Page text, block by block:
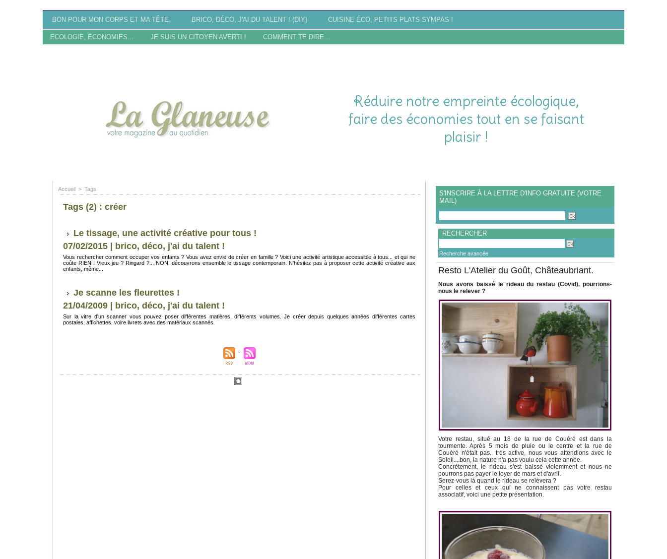
BON POUR MON CORPS ET MA TÊTE. BRICO, DÉCO, J'AI DU TALENT ! (DIY) CUISINE ÉCO, PETITS PLATS SYMPAS !
ECOLOGIE, ÉCONOMIES... JE SUIS UN CITOYEN AVERTI ! COMMENT TE DIRE...
Réduire notre empreinte écologique,
faire des économies tout en se faisant
plaisir !
Accueil > Tags
Tags (2) : créer
Le tissage, une activité créative pour tous !
07/02/2015
brico, déco, j'ai du talent !
Vous rechercher comment occuper vos enfants ? Vous avez envie de créer en famille ? Voici une activité artistique accessible à tous... et qui ne
coûte RIEN ! Vieux jeu ? Ringard ?... NON, découvrons ensemble le tissage contemporain. N'hésitez pas à proposer cette activité créative aux
enfants, même...
Je scanne les fleurettes !
21/04/2009
brico, déco, j'ai du talent !
Sur la vitre d'un scanner vous pouvez poser différentes matières, différents volumes. Je créer depuis quelques années différentes cartes
postales, affichettes, voire livrets avec des matériaux scannés.
S'INSCRIRE À LA LETTRE D'INFO GRATUITE (VOTRE
MAIL)
RECHERCHER
Recherche avancée
Resto L'Atelier du Goût, Châteaubriant.
Nous avons baissé le rideau du restau (Covid), pourrions-
nous le relever ?
Votre restau, situé au 18 de la rue de Couéré est dans la
tourmente. Après 5 mois de pluie ou le centre et la rue de
Couéré n'était pas.. très active, nous vous attendions avec le
Soleil....bon, la nature n'a pas voulu cela cette année.
Concrètement, le rideau s'est baissé violemment et nous ne
pourrons pas payer le loyer de mars et d'avril.
Serez-vous là quand le rideau se relèvera ?
Pour celles et ceux qui ne connaissent pas votre restau
associatif, voici une petite présentation.